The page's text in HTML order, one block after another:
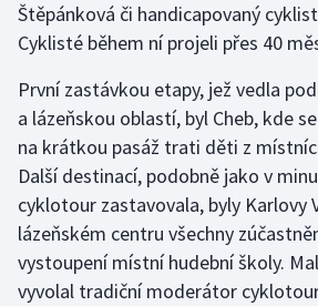
Gymnastika
Jezdectví
Judo
Krasobruslení
Lezení
Štěpánková či handicapovaný
Cyklisté během ní projeli přes 40
První zastávkou etapy, jež vedla
a lázeňskou oblastí, byl Cheb, kde
na krátkou pasáž trati děti z
Další destinací, podobně jako v
cyklotour zastavovala, byly Karlovy
lázeňském centru všechny
vystoupení místní hudební školy.
vyvolal tradiční moderátor